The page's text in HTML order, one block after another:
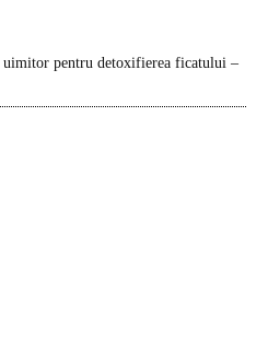
uimitor pentru detoxifierea ficatului –